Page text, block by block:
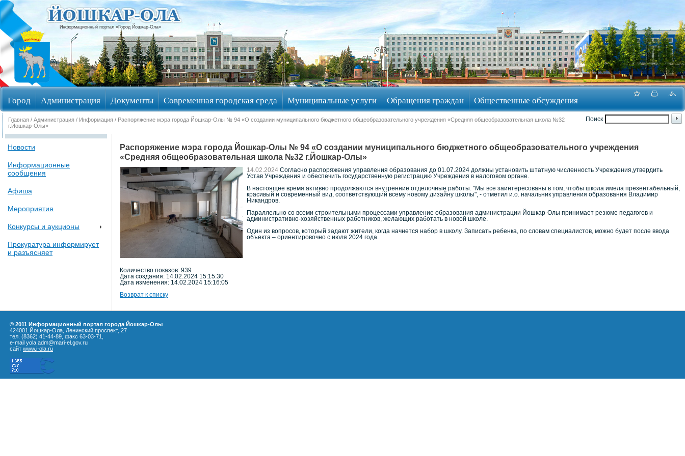
Информационный портал «Город Йошкар-Ола»
Город Администрация Документы Современная городская среда Муниципальные услуги Обращения граждан Общественные обсуждения
Избирательные округа
Поиск
Главная / Администрация / Информация / Распоряжение мэра города Йошкар-Олы № 94 «О создании муниципального бюджетного общеобразовательного учреждения «Средняя общеобразовательная школа №32
г.Йошкар-Олы»
Новости
Информационные
сообщения
Афиша
Мероприятия
Конкурсы и аукционы
Прокуратура информирует
и разъясняет
Распоряжение мэра города Йошкар-Олы № 94 «О создании муниципального бюджетного общеобразовательного учреждения
«Средняя общеобразовательная школа №32 г.Йошкар-Олы»
14.02.2024 Согласно распоряжения управления образования до 01.07.2024 должны установить штатную численность Учреждения,утвердить
Устав Учреждения и обеспечить государственную регистрацию Учреждения в налоговом органе.
В настоящее время активно продолжаются внутренние отделочные работы. "Мы все заинтересованы в том, чтобы школа имела презентабельный,
красивый и современный вид, соответствующий всему новому дизайну школы", - отметил и.о. начальник управления образования Владимир
Никандров.
Параллельно со всеми строительными процессами управление образования администрации Йошкар-Олы принимает резюме педагогов и
административно-хозяйственных работников, желающих работать в новой школе.
Один из вопросов, который задают жители, когда начнется набор в школу. Записать ребенка, по словам специалистов, можно будет после ввода
объекта – ориентировочно с июля 2024 года.
Количество показов: 939
Дата создания: 14.02.2024 15:15:30
Дата изменения: 14.02.2024 15:16:05
Возврат к списку
© 2011 Информационный портал города Йошкар-Олы
424001 Йошкар-Ола, Ленинский проспект, 27
тел. (8362) 41-44-89, факс 63-03-71,
e-mail yola.adm@mari-el.gov.ru
сайт www.i-ola.ru